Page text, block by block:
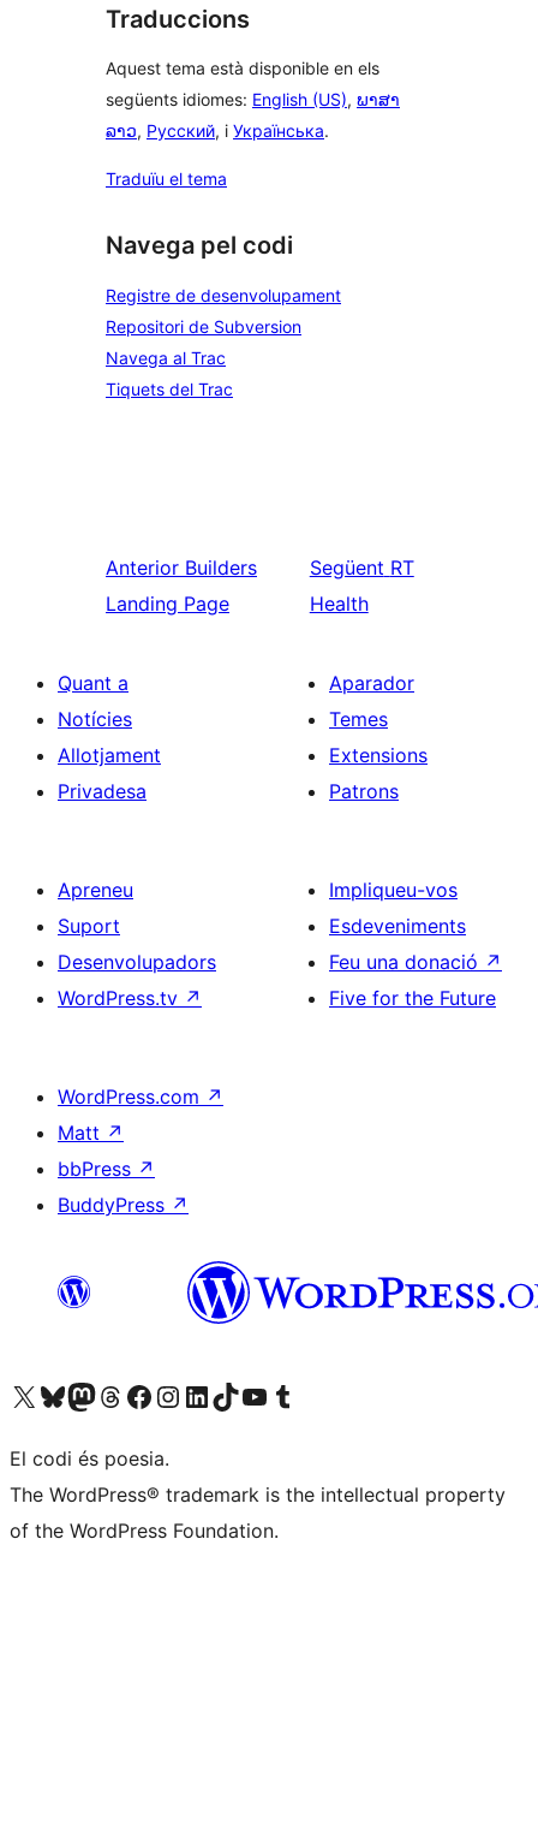
Traduccions
Aquest tema està disponible en els
següents idiomes: English (US), ພາສາ
ລາວ, Русский, i Українська.
Traduïu el tema
Navega pel codi
Registre de desenvolupament
Repositori de Subversion
Navega al Trac
Tiquets del Trac
Anterior Builders
Landing Page
Següent RT
Health
Quant a
Notícies
Allotjament
Privadesa
Aparador
Temes
Extensions
Patrons
Apreneu
Suport
Desenvolupadors
WordPress.tv ↗
Impliqueu-vos
Esdeveniments
Feu una donació ↗
Five for the Future
WordPress.com ↗
Matt ↗
bbPress ↗
BuddyPress ↗
Visiteu el nostre compte X (abans Twitter)
Visiteu el nostre compte de Bluesky
Visiteu el nostre compte al Mastodon
Visiteu el nostre compte de Threads
Visiteu la nostra pàgina al Facebook
Visiteu el nostre compte d'Instagram
Visiteu el nostre compte de LinkedIn
Visiteu el nostre compte de TikTok
Visiteu el nostre canal al YouTube
Visiteu el nostre compte de Tumblr
El codi és poesia.
The WordPress® trademark is the intellectual property
of the WordPress Foundation.